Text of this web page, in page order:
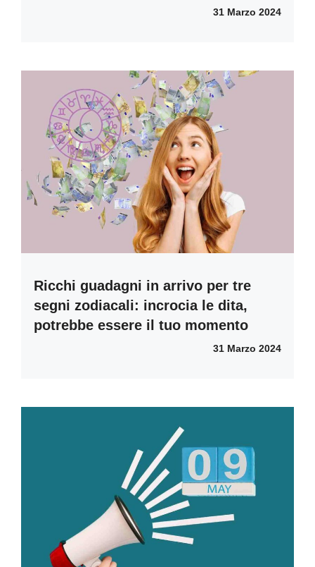
31 Marzo 2024
Ricchi guadagni in arrivo per tre
segni zodiacali: incrocia le dita,
potrebbe essere il tuo momento
31 Marzo 2024